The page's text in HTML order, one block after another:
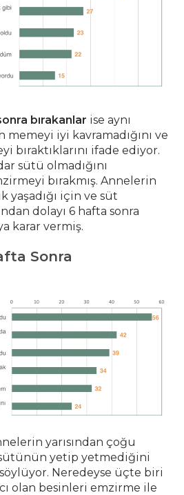
bırakanlar ise aynı
iyi kavramadığını ve
bıraktıklarını ifade ediyor.
sütü olmadığını
bırakmış. Annelerin
yaşadığı için ve süt
dolayı 6 hafta sonra
karar vermiş.
Sonra
yarısından çoğu
yetip yetmediğini
Neredeyse üçte biri
olan besinleri emzirme ile